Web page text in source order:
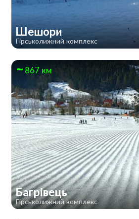
Шешори
Гірськолижний комплекс
867 км
Багрівець
Гірськолижний комплекс